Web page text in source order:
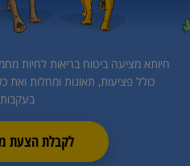
חיותא מציעה ביטוח בריאות לחיות
כולל פציעות, תאונות ומחלות ואת
לקבלת הצעת